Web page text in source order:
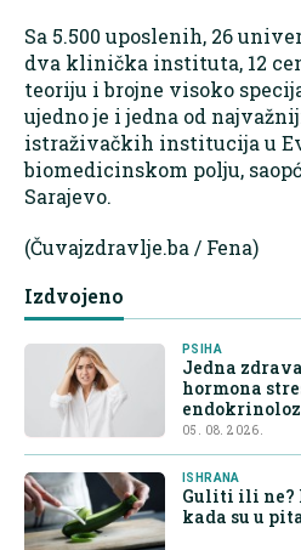
Sa 5.500 uposlenih, 26
dva klinička instituta, 12
teoriju i brojne visoko
ujedno je i jedna od
istraživačkih institucija u
biomedicinskom polju,
Sarajevo.
(Čuvajzdravlje.ba / Fena)
Izdvojeno
PSIHA
Jedna
hormona
05. 08. 2026.
ISHRANA
Guliti ili ne?
kada su u